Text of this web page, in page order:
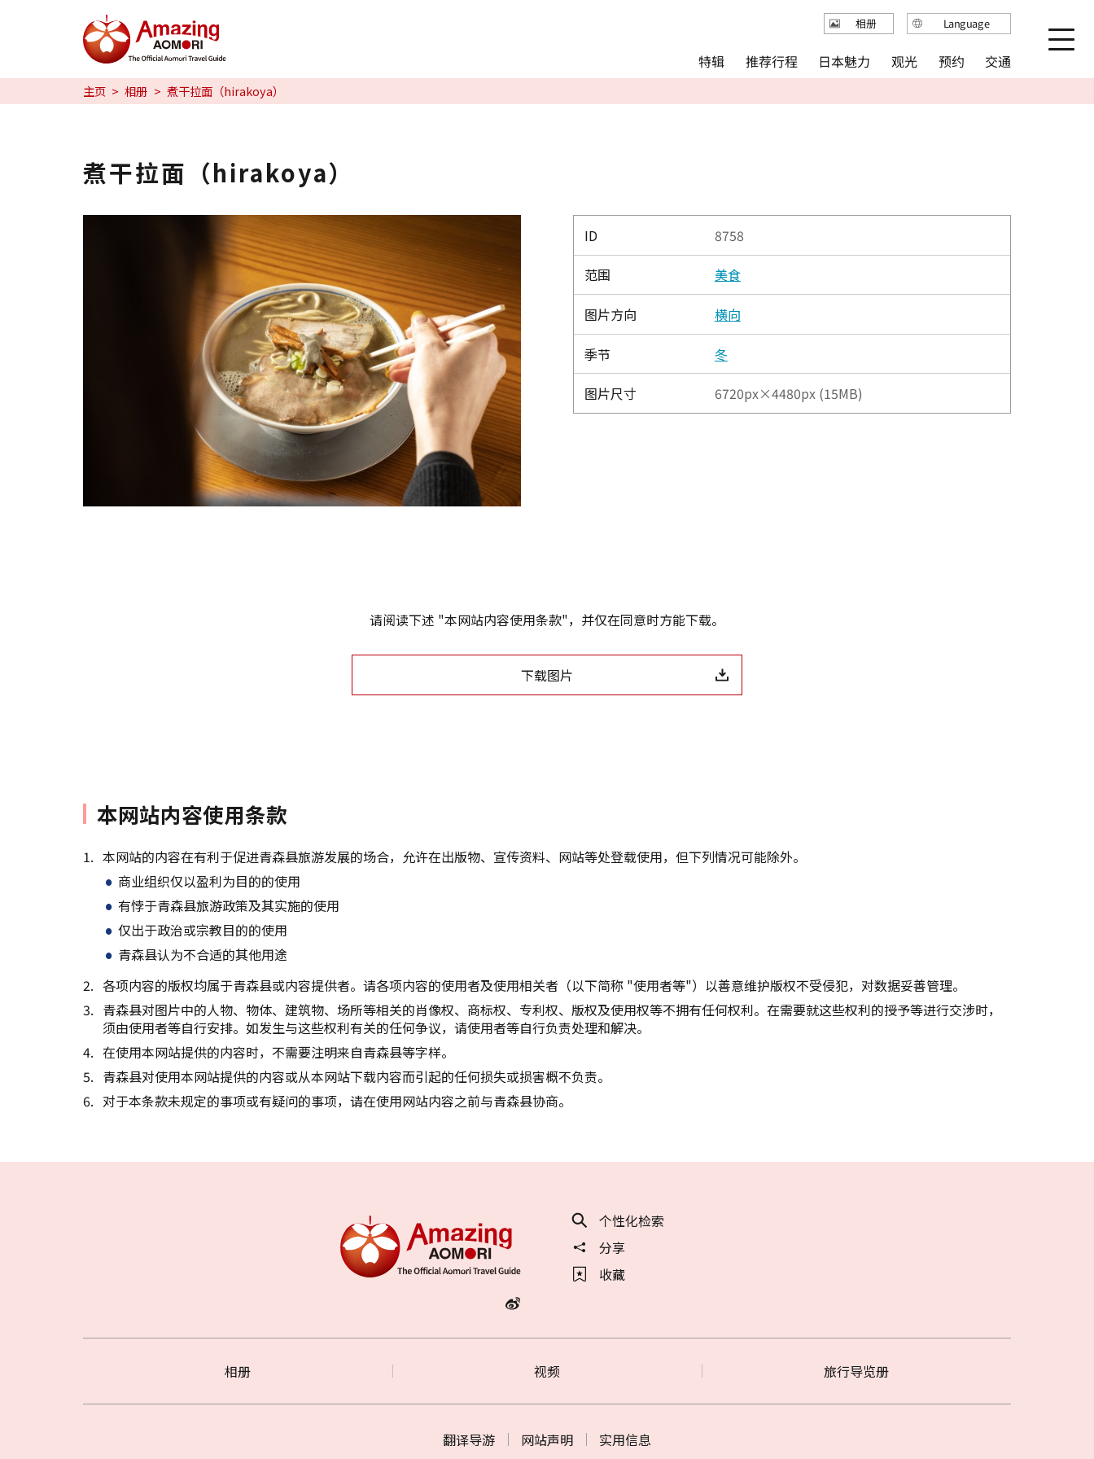
特辑
推荐行程
日本魅力
观光
繁体中文
简体中文
한국어
主页 相册 煮干拉面（hirakoya）
煮干拉面（hirakoya）
ID 8758
范围 美食
图片方向 横向
季节 冬
图片尺寸 6720px×4480px (15MB)
请阅读下述 "本网站内容使用条款"，并仅在同意时方能下载。
下载图片
本网站内容使用条款
本网站的内容在有利于促进青森县旅游发展的场合，允许在出版物、宣传资料、网站等处登载使用，但下列情况可能除外。
商业组织仅以盈利为目的的使用
有悖于青森县旅游政策及其实施的使用
仅出于政治或宗教目的的使用
青森县认为不合适的其他用途
各项内容的版权均属于青森县或内容提供者。请各项内容的使用者及使用相关者（以下简称 "使用者等"）以善意维护版权不受侵犯，对数据妥善管理。
青森县对图片中的人物、物体、建筑物、场所等相关的肖像权、商标权、专利权、版权及使用权等不拥有任何权利。在需要就这些权利的授予等进行交涉时，
须由使用者等自行安排。如发生与这些权利有关的任何争议，请使用者等自行负责处理和解决。
在使用本网站提供的内容时，不需要注明来自青森县等字样。
青森县对使用本网站提供的内容或从本网站下载内容而引起的任何损失或损害概不负责。
对于本条款未规定的事项或有疑问的事项，请在使用网站内容之前与青森县协商。
个性化检索
分享
收藏
相册 视频 旅行导览册
翻译导游 网站声明 实用信息
特辑 推荐行程 日本魅力 观光 预约 交通
相册 Language
English
简体中文